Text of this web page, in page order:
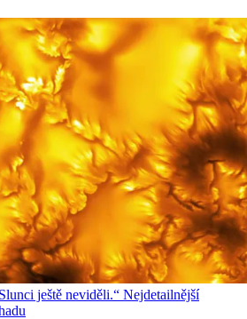
ještě neviděli.“ Nejdetailnější